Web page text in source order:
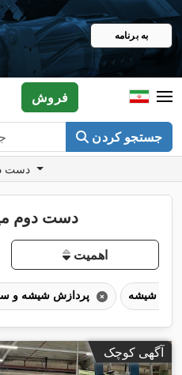
به برنامه
جستجو کردن
فروش
دست دوم
اهمیت
آگهی کوچک